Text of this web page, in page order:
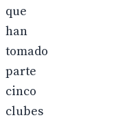
que
han
tomado
parte
cinco
clubes